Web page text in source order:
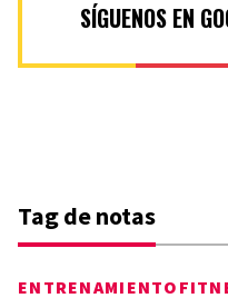
SÍGUENOS EN
Tag de notas
ENTRENAMIENTO